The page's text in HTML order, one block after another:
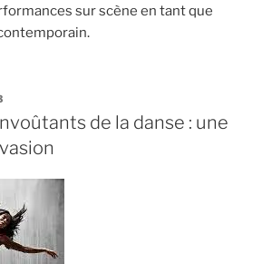
sur scène en tant que
de la danse : une